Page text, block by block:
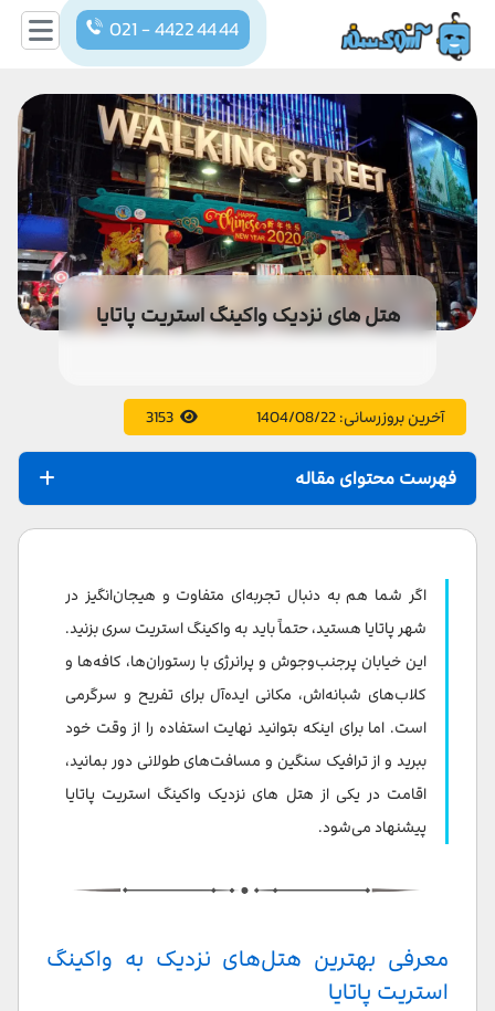
021 - 4422 44 44
هتل های نزدیک واکینگ استریت پاتایا
آخرین بروزرسانی:1404/08/22
فهرست محتوای مقاله
معرفی بهترین هتل‌های نزدیک به واکینگ استریت پاتایا
هتل آوانی پاتایا ریزورت اند اسپا (Avani Pattaya Resort)
هتل بالیهای بی (Balihai Bay Pattaya)
گرند هتل پاتایا (Grand Hotel Pattaya)
هتل پی ۷۲ (P72 HOTEL)
اگر شما هم به دنبال تجربه‌ای متفاوت و هیجان‌انگیز در
شهر پاتایا هستید، حتماً باید به واکینگ استریت سری بزنید.
این خیابان پرجنب‌وجوش و پرانرژی با رستوران‌ها، کافه‌ها و
کلاب‌های شبانه‌اش، مکانی ایده‌آل برای تفریح و سرگرمی
است. اما برای اینکه بتوانید نهایت استفاده را از وقت خود
ببرید و از ترافیک سنگین و مسافت‌های طولانی دور بمانید،
اقامت در یکی از هتل های نزدیک واکینگ استریت پاتایا
پیشنهاد می‌شود.
معرفی بهترین هتل‌های نزدیک به واکینگ
استریت پاتایا